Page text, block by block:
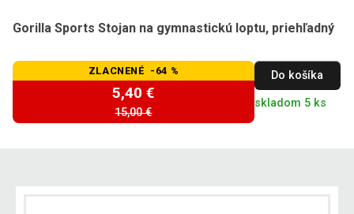
Gorilla Sports Stojan na gymnastickú loptu, priehľadný
ZLACNENÉ -64 %
5,40 €
15,00 €
Do košíka
skladom 5 ks